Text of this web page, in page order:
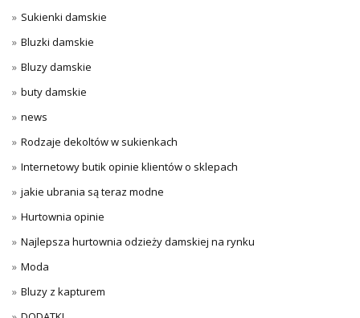
Sukienki damskie
Bluzki damskie
Bluzy damskie
buty damskie
news
Rodzaje dekoltów w sukienkach
Internetowy butik opinie klientów o sklepach
jakie ubrania są teraz modne
Hurtownia opinie
Najlepsza hurtownia odzieży damskiej na rynku
Moda
Bluzy z kapturem